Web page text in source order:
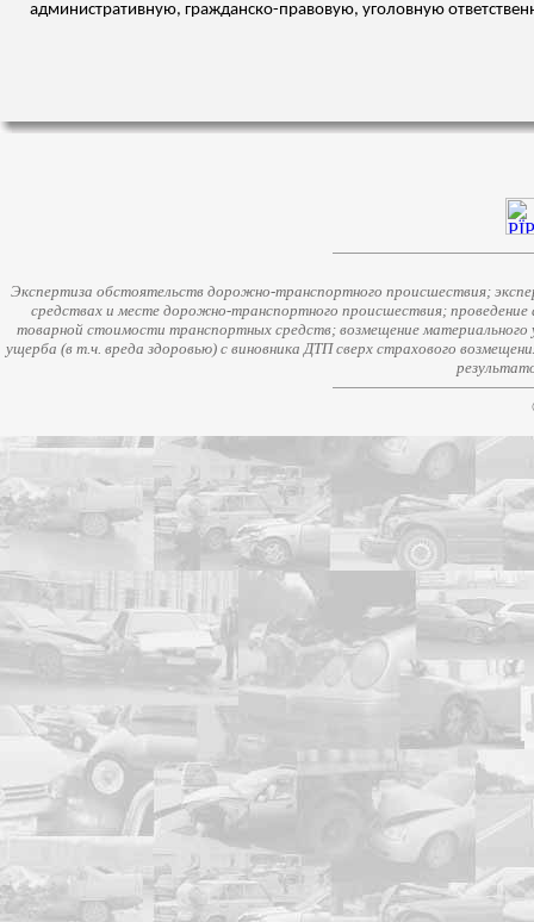
административную, гражданско-правовую, уголовную
Экспертиза обстоятельств дорожно-транспортного происшествия;
средствах и месте дорожно-транспортного происшествия;
товарной стоимости транспортных средств; возмещение
ущерба (в т.ч. вреда здоровью) с виновника ДТП сверх страхового